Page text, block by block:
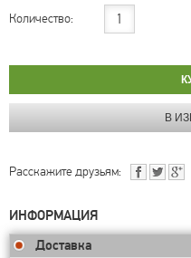
Количество:
Расскажите друзьям:
ИНФОРМАЦИЯ
Доставка